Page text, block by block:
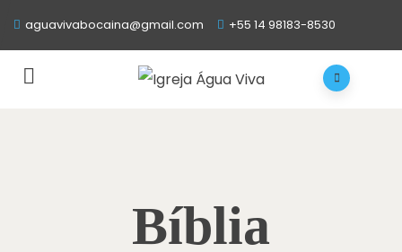
aguavivabocaina@gmail.com +55 14 98183-8530
Bíblia